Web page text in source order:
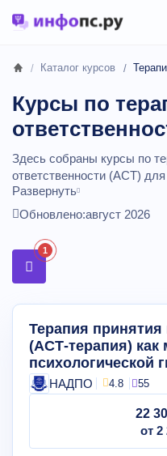
Каталог курсов
Курсы по
Здесь собраны курсы по
ответственности (ACT)
Программы учат работать
выстраивать гибкость
работу с тревогой,
обучения вы сможете
практику и опираться на
рассрочки, промокоды.
Развернуть
Обновлено:август 2026
1
Терапия принятия
(АСТ-терапия) как
психологической
НАДПО 4.8 55
22
от 2